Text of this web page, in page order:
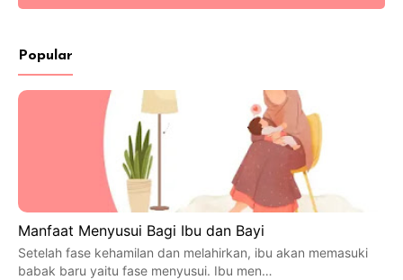
Popular
Manfaat Menyusui Bagi Ibu dan Bayi
Setelah fase kehamilan dan melahirkan, ibu akan memasuki
babak baru yaitu fase menyusui. Ibu men…